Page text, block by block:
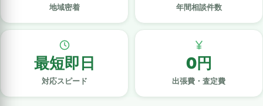
地域密着 年間相談件数
最短即日
対応スピード
0円
出張費・査定費